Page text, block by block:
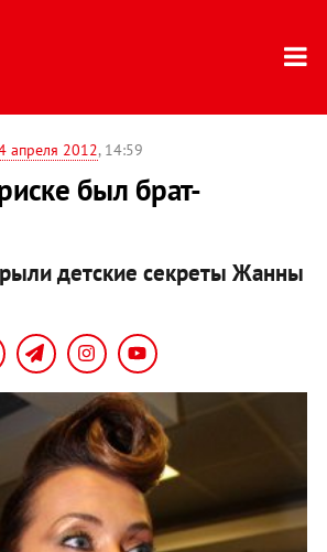
апреля 2012, 14:59
был брат-
детские секреты Жанны